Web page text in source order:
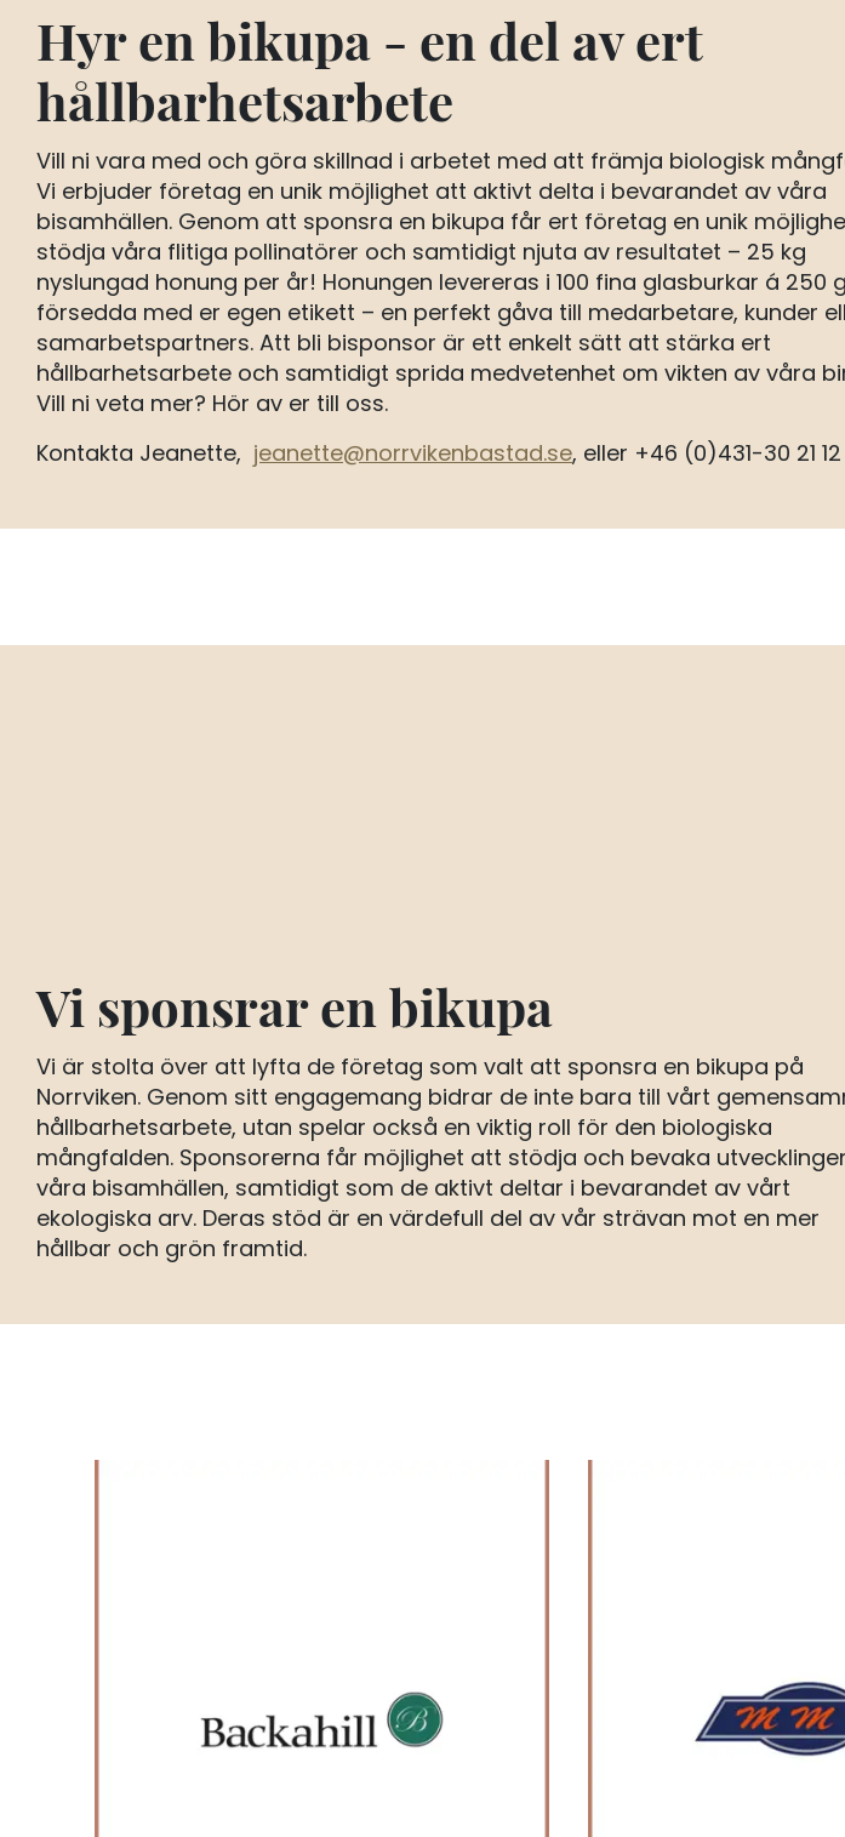
Hyr en bikupa - en del av ert
hållbarhetsarbete
Vill ni vara med och göra skillnad i arbetet med att främja biologisk
Vi erbjuder företag en unik möjlighet att aktivt delta i bevarandet av våra
bisamhällen. Genom att sponsra en bikupa får ert företag en unik
stödja våra flitiga pollinatörer och samtidigt njuta av resultatet – 25 kg
nyslungad honung per år! Honungen levereras i 100 fina glasburkar á 250
försedda med er egen etikett – en perfekt gåva till medarbetare, kunder
samarbetspartners. Att bli bisponsor är ett enkelt sätt att stärka ert
hållbarhetsarbete och samtidigt sprida medvetenhet om vikten av våra
Vill ni veta mer? Hör av er till oss.
Kontakta Jeanette,jeanette@norrvikenbastad.se, eller +46 (0)431-30 21 12
Vi sponsrar en bikupa
Vi är stolta över att lyfta de företag som valt att sponsra en bikupa på
Norrviken. Genom sitt engagemang bidrar de inte bara till vårt
hållbarhetsarbete, utan spelar också en viktig roll för den biologiska
mångfalden. Sponsorerna får möjlighet att stödja och bevaka
våra bisamhällen, samtidigt som de aktivt deltar i bevarandet av vårt
ekologiska arv. Deras stöd är en värdefull del av vår strävan mot en mer
hållbar och grön framtid.